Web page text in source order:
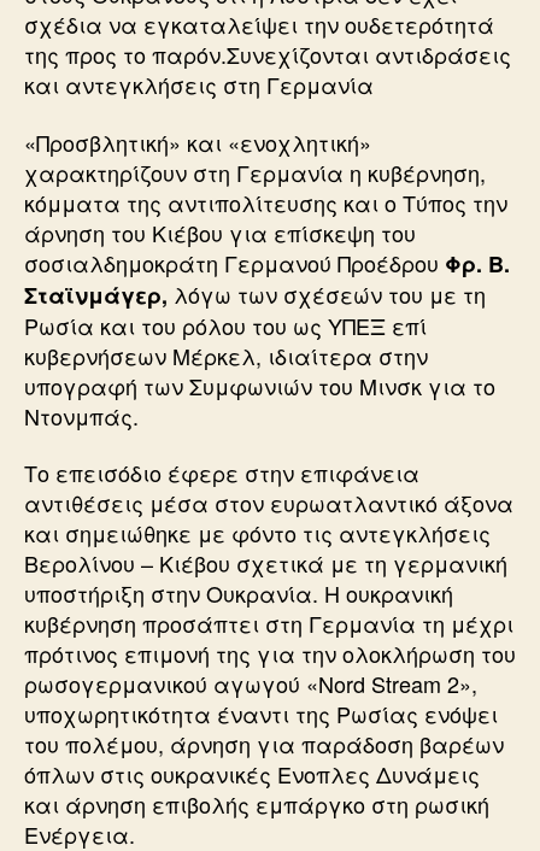
σχέδια να εγκαταλείψει την ουδετερότητά
της προς το παρόν.Συνεχίζονται αντιδράσεις
και αντεγκλήσεις στη Γερμανία
«Προσβλητική» και «ενοχλητική»
χαρακτηρίζουν στη Γερμανία η κυβέρνηση,
κόμματα της αντιπολίτευσης και ο Τύπος την
άρνηση του Κιέβου για επίσκεψη του
σοσιαλδημοκράτη Γερμανού Προέδρου Φρ. Β.
Σταϊνμάγερ, λόγω των σχέσεών του με τη
Ρωσία και του ρόλου του ως ΥΠΕΞ επί
κυβερνήσεων Μέρκελ, ιδιαίτερα στην
υπογραφή των Συμφωνιών του Μινσκ για το
Ντονμπάς.
Το επεισόδιο έφερε στην επιφάνεια
αντιθέσεις μέσα στον ευρωατλαντικό άξονα
και σημειώθηκε με φόντο τις αντεγκλήσεις
Βερολίνου – Κιέβου σχετικά με τη γερμανική
υποστήριξη στην Ουκρανία. Η ουκρανική
κυβέρνηση προσάπτει στη Γερμανία τη μέχρι
πρότινος επιμονή της για την ολοκλήρωση του
ρωσογερμανικού αγωγού «Nord Stream 2»,
υποχωρητικότητα έναντι της Ρωσίας ενόψει
του πολέμου, άρνηση για παράδοση βαρέων
όπλων στις ουκρανικές Ενοπλες Δυνάμεις
και άρνηση επιβολής εμπάργκο στη ρωσική
Ενέργεια.